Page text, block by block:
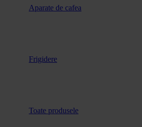
Aparate de cafea
Frigidere
Toate produsele